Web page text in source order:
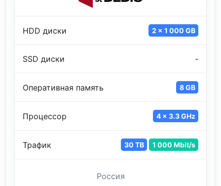
HDD диски 2 x 1 000 GB
SSD диски -
Оперативная память 8 GB
Процессор 4 x 3.3 GHz
Трафик 30 TB 1 000 Mbit/s
Россия